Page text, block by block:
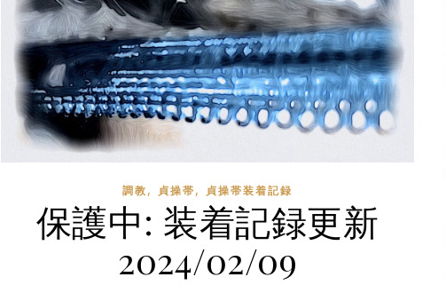
調教, 貞操帯, 貞操帯装着記録
保護中: 装着記録更新
2024/02/09